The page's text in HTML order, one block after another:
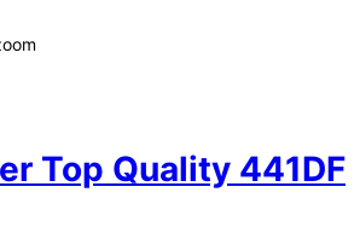
Top Quality 441DF